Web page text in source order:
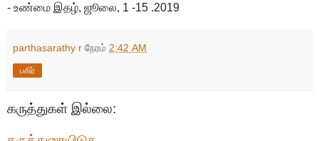
- உண்மை இதழ், ஜூலை, 1 -15 .2019
parthasarathy r நேரம் 2:42 AM
பகிர்
கருத்துகள் இல்லை: